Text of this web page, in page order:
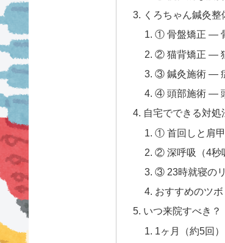
くろちゃん鍼灸
① 骨盤矯正 —
② 猫背矯正 —
③ 鍼灸施術 —
④ 頭部施術 —
自宅でできる対処
① 首回しと肩甲
② 深呼吸（4秒
③ 23時就寝の
おすすめのツボ
いつ来院すべき？
1ヶ月（約5回